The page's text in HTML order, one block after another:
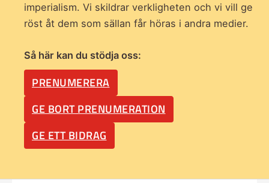
imperialism. Vi skildrar verkligheten och vi vill ge
röst åt dem som sällan får höras i andra medier.
Så här kan du stödja oss:
PRENUMERERA
GE BORT PRENUMERATION
GE ETT BIDRAG